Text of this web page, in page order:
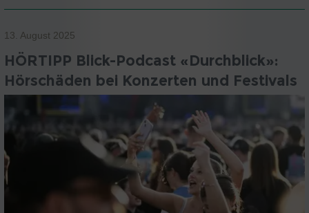
13. August 2025
HÖRTIPP Blick-Podcast «Durchblick»:
Hörschäden bei Konzerten und Festivals